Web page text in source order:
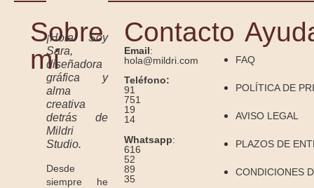
Sobre
mí
¡Hola! Soy
Sara,
diseñadora
gráfica y
alma
creativa
detrás de
Mildri
Studio.
Desde
siempre he
Contacto
Email:
hola@mildri.com
Teléfono:
91
751
19
14
Whatsapp:
616
52
89
35
FAQ
POLÍTICA DE
AVISO LEGAL
PLAZOS DE
CONDICIONES